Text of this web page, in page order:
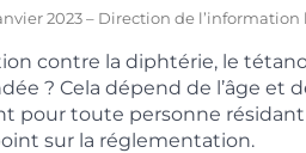
2023 – Direction de
contre la diphtérie, le
? Cela dépend de l’âge et
pour toute personne
sur la réglementation.